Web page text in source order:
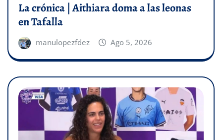
La crónica | Aithiara doma a las leonas
en Tafalla
manulopezfdez Ago 5, 2026